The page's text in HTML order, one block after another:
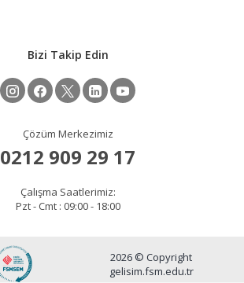
Bizi Takip Edin
Çözüm Merkezimiz
0212 909 29 17
Çalışma Saatlerimiz:
Pzt - Cmt : 09:00 - 18:00
2026 © Copyright
gelisim.fsm.edu.tr